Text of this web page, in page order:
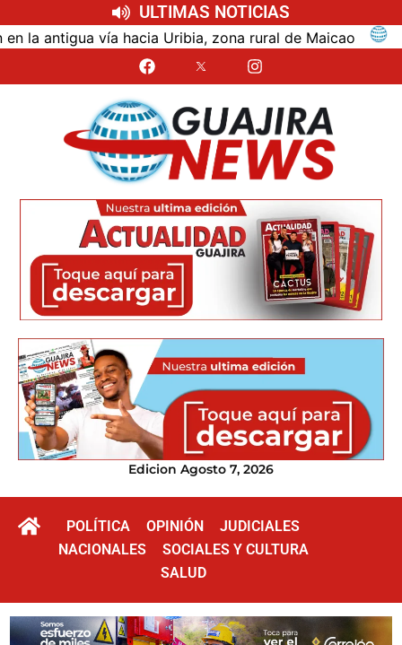
ULTIMAS NOTICIAS
vía hacia Uribia, zona rural de Maicao
Edicion Agosto 7, 2026
POLÍTICA OPINIÓN
JUDICIALES
NACIONALES
SOCIALES Y CULTURA
SALUD